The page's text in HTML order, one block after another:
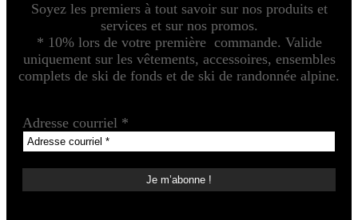
Soyez les premiers à tout savoir sur nos produits et
services et sur nos promos.
* 10% lors de votre première commande. Valide
uniquement sur les vêtements, accessoires, ensembles
complets de ski de fonds et de ski de randonnée alpine.
Adresse courriel *